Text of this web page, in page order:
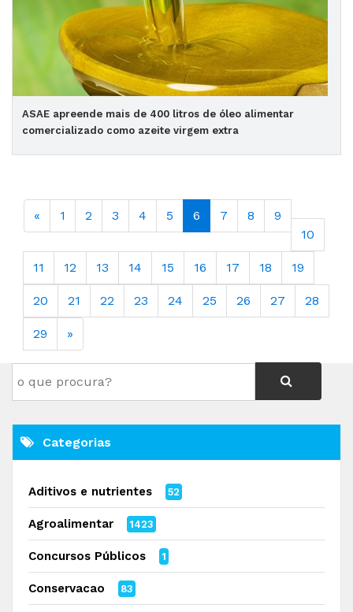
ASAE apreende mais de 400 litros de óleo alimentar
comercializado como azeite virgem extra
« 1 2 3 4 5 6 7 8
9
10
11 12 13 14 15 16 17 18 19
20 21 22 23 24 25 26 27 28
29 »
Categorias
Aditivos e nutrientes 52
Agroalimentar 1423
Concursos Públicos 1
Conservacao 83